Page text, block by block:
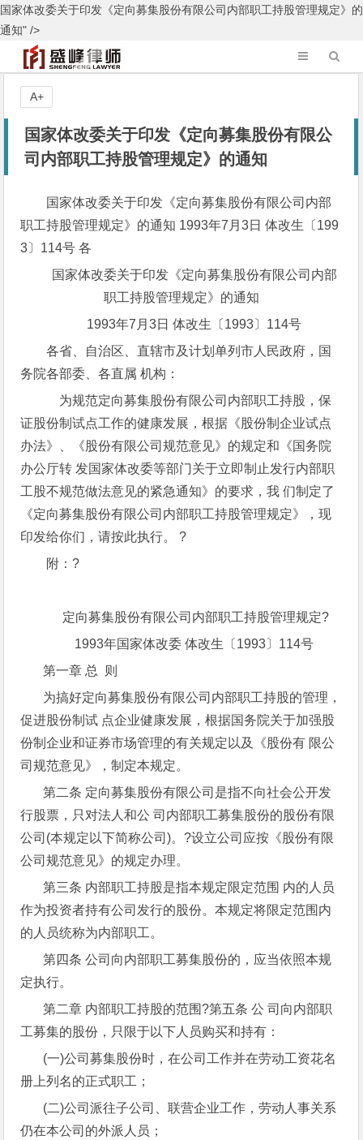
国家体改委关于印发《定向募集股份有限公司内部职工持股管理规定》的
通知" />
国家体改委关于印发《定向募集股份有限公
司内部职工持股管理规定》的通知
国家体改委关于印发《定向募集股份有限公司内部
职工持股管理规定》的通知 1993年7月3日 体改生〔199
3〕114号 各
国家体改委关于印发《定向募集股份有限公司内部
职工持股管理规定》的通知
1993年7月3日 体改生〔1993〕114号
各省、自治区、直辖市及计划单列市人民政府，国
务院各部委、各直属 机构：
为规范定向募集股份有限公司内部职工持股，保
证股份制试点工作的健康发展，根据《股份制企业试点
办法》、《股份有限公司规范意见》的规定和《国务院
办公厅转 发国家体改委等部门关于立即制止发行内部职
工股不规范做法意见的紧急通知》的要求，我 们制定了
《定向募集股份有限公司内部职工持股管理规定》，现
印发给你们，请按此执行。 ?
附：?
定向募集股份有限公司内部职工持股管理规定?
1993年国家体改委 体改生〔1993〕114号
第一章 总 则
为搞好定向募集股份有限公司内部职工持股的管理，
促进股份制试 点企业健康发展，根据国务院关于加强股
份制企业和证券市场管理的有关规定以及《股份有 限公
司规范意见》，制定本规定。
第二条 定向募集股份有限公司是指不向社会公开发
行股票，只对法人和公 司内部职工募集股份的股份有限
公司(本规定以下简称公司)。?设立公司应按《股份有限
公司规范意见》的规定办理。
第三条 内部职工持股是指本规定限定范围 内的人员
作为投资者持有公司发行的股份。本规定将限定范围内
的人员统称为内部职工。
第四条 公司向内部职工募集股份的，应当依照本规
定执行。
第二章 内部职工持股的范围?第五条 公 司向内部职
工募集的股份，只限于以下人员购买和持有：
(一)公司募集股份时，在公司工作并在劳动工资花名
册上列名的正式职工；
(二)公司派往子公司、联营企业工作，劳动人事关系
仍在本公司的外派人员；
A+